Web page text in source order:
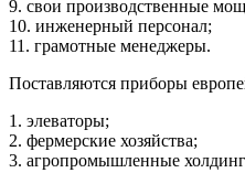
9. свои производственные
10. инженерный персонал;
11. грамотные менеджеры.
Поставляются приборы
1. элеваторы;
2. фермерские хозяйства;
3. агропромышленные